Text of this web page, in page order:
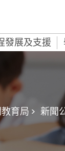
發展及支援
育局 > 新聞